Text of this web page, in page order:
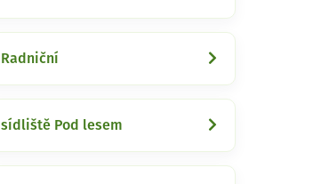
Radniční
sídliště Pod lesem